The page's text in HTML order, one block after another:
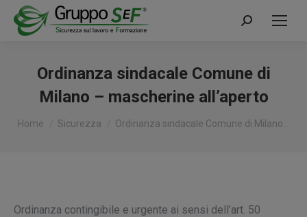
Cerca:
Ordinanza sindacale Comune di
Milano – mascherine all’aperto
Tu sei qui:
Home Sicurezza Ordinanza sindacale Comune di Milano…
Ordinanza contingibile e urgente ai sensi dell’art. 50